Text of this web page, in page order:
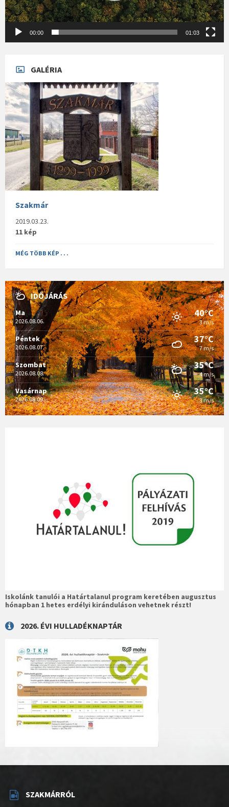
00:00 01:03
GALÉRIA
Szakmár
2019.03.23.
11 kép
MÉG TÖBB KÉP . . .
IDŐJÁRÁS
Ma
2026.08.06.
40°C
3 m/s
Péntek
2026.08.07.
37°C
7 m/s
Szombat
2026.08.08.
35°C
4 m/s
Vasárnap
2026.08.09.
35°C
3 m/s
Iskolánk tanulói a Határtalanul program keretében augusztus
hónapban 1 hetes erdélyi kiránduláson vehetnek részt!
2026. ÉVI HULLADÉKNAPTÁR
SZAKMÁRRÓL